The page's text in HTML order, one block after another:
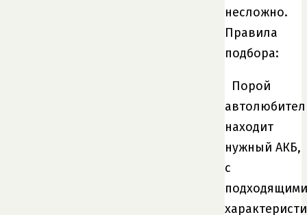
несложно.
Правила
подбора:
Порой
находит
нужный АКБ,
с
подходящими